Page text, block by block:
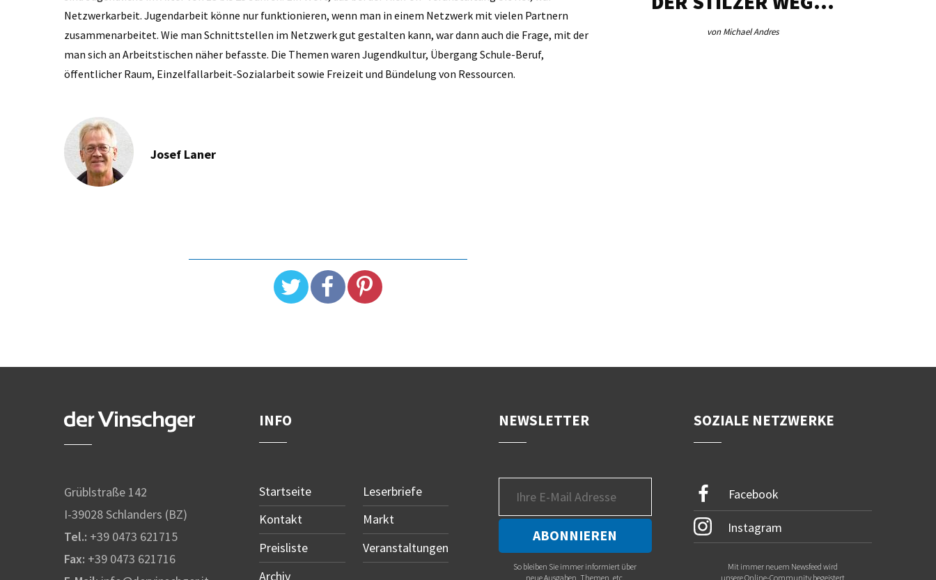
Netzwerkarbeit. Jugendarbeit könne nur funktionieren, wenn man in einem Netzwerk mit vielen Partnern
zusammenarbeitet. Wie man Schnittstellen im Netzwerk gut gestalten kann, war dann auch die Frage, mit der
man sich an Arbeitstischen näher befasste. Die Themen waren Jugendkultur, Übergang Schule-Beruf,
öffentlicher Raum, Einzelfallarbeit-Sozialarbeit sowie Freizeit und Bündelung von Ressourcen.
Josef Laner
von Michael Andres
Grüblstraße 142
I-39028 Schlanders (BZ)
Tel.: +39 0473 621715
Fax: +39 0473 621716
INFO
Startseite
Kontakt
Preisliste
Archiv
Leserbriefe
Markt
Veranstaltungen
NEWSLETTER
So bleiben Sie immer informiert über
neue Ausgaben, Themen, etc.
SOZIALE NETZWERKE
Facebook
Instagram
Mit immer neuem Newsfeed wird
unsere Online-Community begeistert